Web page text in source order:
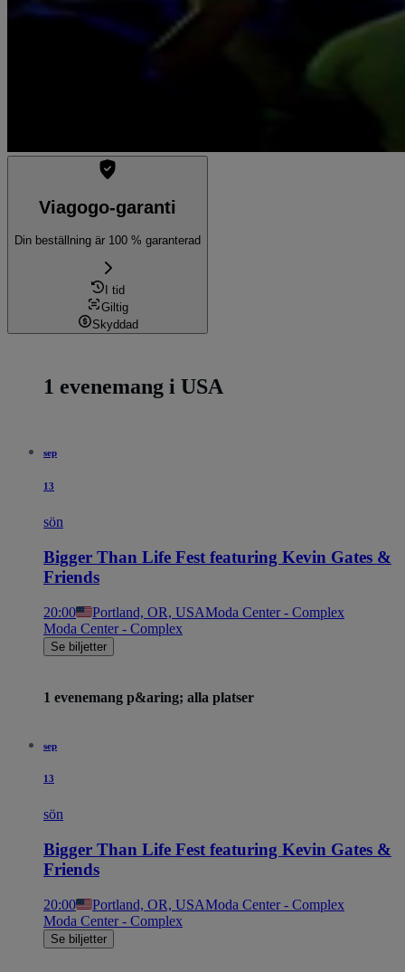
Viagogo-garanti
Din beställning är 100 % garanterad
I tid
Giltig
Skyddad
1 evenemang i USA
sep
13
sön
Bigger Than Life Fest featuring Kevin Gates &
Friends
20:00 Portland, OR, USAModa Center - Complex
Moda Center - Complex
Se biljetter
1 evenemang p&aring; alla platser
sep
13
sön
Bigger Than Life Fest featuring Kevin Gates &
Friends
20:00 Portland, OR, USAModa Center - Complex
Moda Center - Complex
Se biljetter